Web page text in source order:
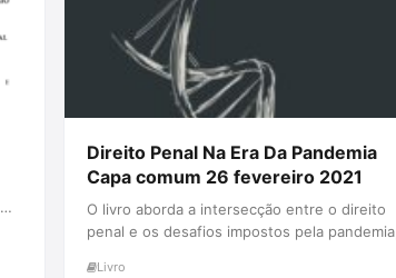
Direito Penal Na Era Da Pandemia
Capa comum 26 fevereiro 2021
O livro aborda a intersecção entre o direito
penal e os desafios impostos pela pandemia,
Livro